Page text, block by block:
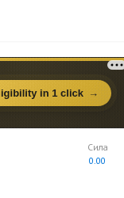
Сила
0.00